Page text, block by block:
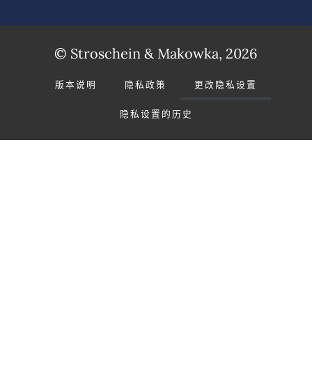
© Stroschein & Makowka, 2026
版本说明 隐私政策 更改隐私设置
隐私设置的历史